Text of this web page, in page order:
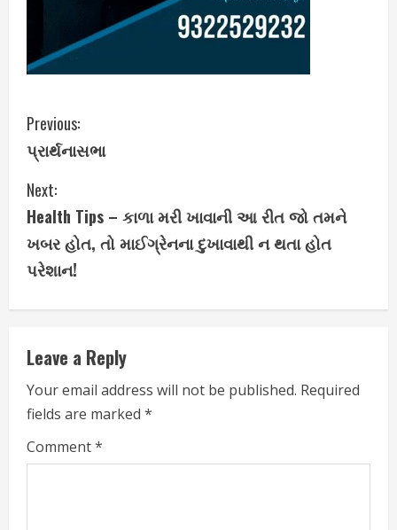
C
o
n
t
i
n
u
e
R
e
Previous:
પ્રાર્થનાસભા
Next:
Health Tips – કાળા મરી ખાવાની આ રીત જો તમને
ખબર હોત, તો માઈગ્રેનના દુખાવાથી ન થતા હોત
પરેશાન!
Leave a Reply
Your email address will not be published. Required
fields are marked *
Comment*